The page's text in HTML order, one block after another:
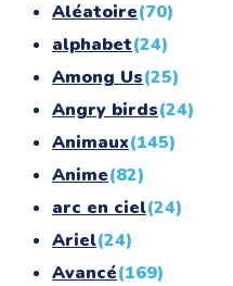
Aléatoire(70)
alphabet(24)
Among Us(25)
Angry birds(24)
Animaux(145)
Anime(82)
arc en ciel(24)
Ariel(24)
Avancé(169)